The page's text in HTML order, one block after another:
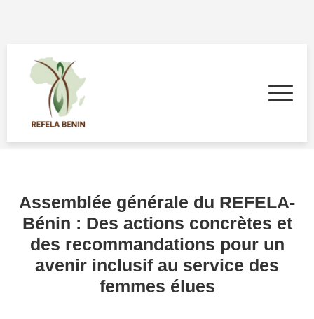
Assemblée générale du REFELA-
Bénin : Des actions concrètes et
des recommandations pour un
avenir inclusif au service des
femmes élues